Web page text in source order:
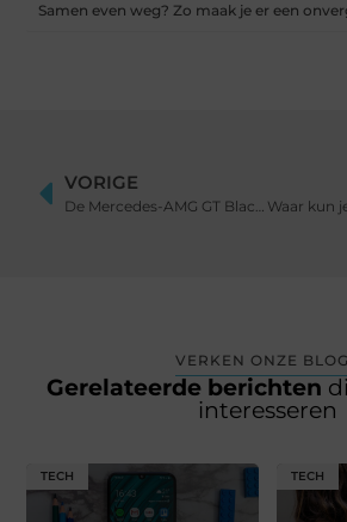
Samen even weg? Zo maak je er een
VORIGE
De Mercedes-AMG GT Black Series: Een meesterwerk van prestaties en technologie
VERKEN ONZE
Gerelateerde berichten
interesseren
TECH TECH